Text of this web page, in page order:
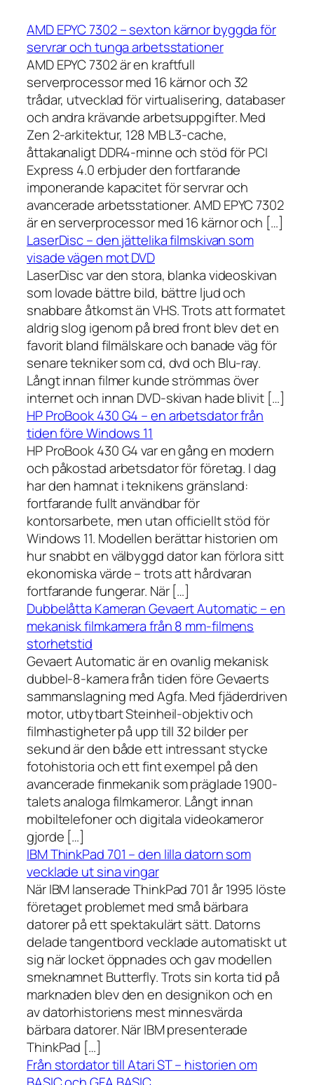
AMD EPYC 7302 – sexton kärnor byggda för
servrar och tunga arbetsstationer
AMD EPYC 7302 är en kraftfull
serverprocessor med 16 kärnor och 32
trådar, utvecklad för virtualisering, databaser
och andra krävande arbetsuppgifter. Med
Zen 2-arkitektur, 128 MB L3-cache,
åttakanaligt DDR4-minne och stöd för PCI
Express 4.0 erbjuder den fortfarande
imponerande kapacitet för servrar och
avancerade arbetsstationer. AMD EPYC 7302
är en serverprocessor med 16 kärnor och […]
LaserDisc – den jättelika filmskivan som
visade vägen mot DVD
LaserDisc var den stora, blanka videoskivan
som lovade bättre bild, bättre ljud och
snabbare åtkomst än VHS. Trots att formatet
aldrig slog igenom på bred front blev det en
favorit bland filmälskare och banade väg för
senare tekniker som cd, dvd och Blu-ray.
Långt innan filmer kunde strömmas över
internet och innan DVD-skivan hade blivit […]
HP ProBook 430 G4 – en arbetsdator från
tiden före Windows 11
HP ProBook 430 G4 var en gång en modern
och påkostad arbetsdator för företag. I dag
har den hamnat i teknikens gränsland:
fortfarande fullt användbar för
kontorsarbete, men utan officiellt stöd för
Windows 11. Modellen berättar historien om
hur snabbt en välbyggd dator kan förlora sitt
ekonomiska värde – trots att hårdvaran
fortfarande fungerar. När […]
Dubbelåtta Kameran Gevaert Automatic – en
mekanisk filmkamera från 8 mm-filmens
storhetstid
Gevaert Automatic är en ovanlig mekanisk
dubbel-8-kamera från tiden före Gevaerts
sammanslagning med Agfa. Med fjäderdriven
motor, utbytbart Steinheil-objektiv och
filmhastigheter på upp till 32 bilder per
sekund är den både ett intressant stycke
fotohistoria och ett fint exempel på den
avancerade finmekanik som präglade 1900-
talets analoga filmkameror. Långt innan
mobiltelefoner och digitala videokameror
gjorde […]
IBM ThinkPad 701 – den lilla datorn som
vecklade ut sina vingar
När IBM lanserade ThinkPad 701 år 1995 löste
företaget problemet med små bärbara
datorer på ett spektakulärt sätt. Datorns
delade tangentbord vecklade automatiskt ut
sig när locket öppnades och gav modellen
smeknamnet Butterfly. Trots sin korta tid på
marknaden blev den en designikon och en
av datorhistoriens mest minnesvärda
bärbara datorer. När IBM presenterade
ThinkPad […]
Från stordator till Atari ST – historien om